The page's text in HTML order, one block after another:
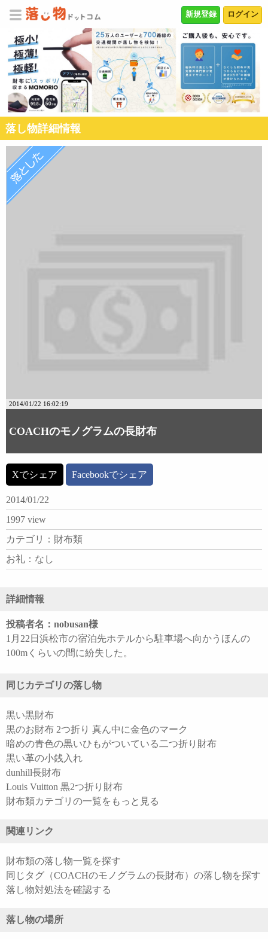
ログイン
新規登録
落し物詳細情報
2014/01/22 16:02:19
COACHのモノグラムの長財布
Xでシェア Facebookでシェア
2014/01/22
1997 view
カテゴリ：財布類
お礼：なし
詳細情報
投稿者名：nobusan様
1月22日浜松市の宿泊先ホテルから駐車場へ向かうほんの
100mくらいの間に紛失した。
同じカテゴリの落し物
黒い黒財布
黒のお財布 2つ折り 真ん中に金色のマーク
暗めの青色の黒いひもがついている二つ折り財布
黒い革の小銭入れ
dunhill長財布
Louis Vuitton 黒2つ折り財布
財布類カテゴリの一覧をもっと見る
関連リンク
財布類の落し物一覧を探す
同じタグ（COACHのモノグラムの長財布）の落し物を探す
落し物対処法を確認する
落し物の場所